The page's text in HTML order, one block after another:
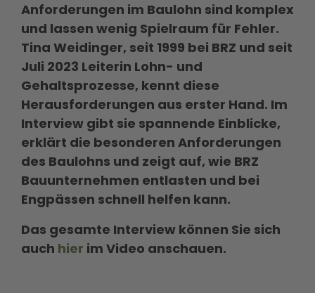
Anforderungen im Baulohn sind komplex
und lassen wenig Spielraum für Fehler.
Tina Weidinger, seit 1999 bei BRZ und seit
Juli 2023 Leiterin Lohn- und
Gehaltsprozesse, kennt diese
Herausforderungen aus erster Hand. Im
Interview gibt sie spannende Einblicke,
erklärt die besonderen Anforderungen
des Baulohns und zeigt auf, wie BRZ
Bauunternehmen entlasten und bei
Engpässen schnell helfen kann.
Das gesamte Interview können Sie sich
auch hier im Video anschauen.